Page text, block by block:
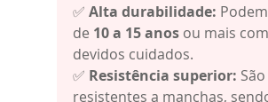
✅ Alta durabilidade:
de 10 a 15 anos ou mais
devidos cuidados.
✅ Resistência superior:
resistentes a manchas,